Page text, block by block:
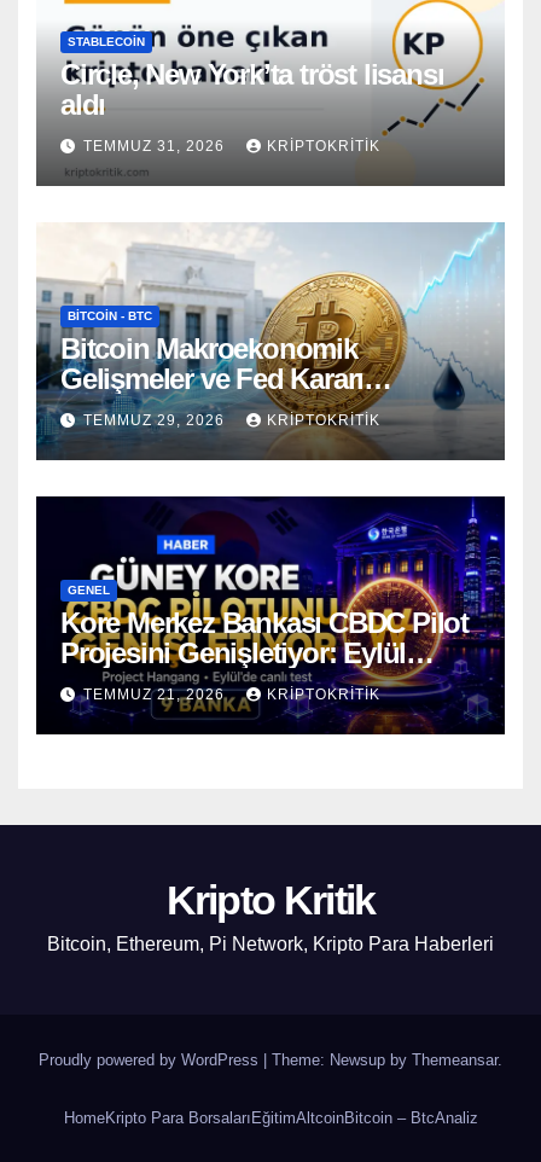
STABLECOIN
Circle, New York’ta tröst lisansı
aldı
TEMMUZ 31, 2026 KRIPTOKRITIK
BITCOIN - BTC
Bitcoin Makroekonomik
Gelişmeler ve Fed Kararı
Öncesinde Dalgalı Seyrediyor
TEMMUZ 29, 2026 KRIPTOKRITIK
GENEL
Kore Merkez Bankası CBDC Pilot
Projesini Genişletiyor: Eylül
Ayında Gerçek Transferler
Başlıyor
TEMMUZ 21, 2026 KRIPTOKRITIK
Kripto Kritik
Bitcoin, Ethereum, Pi Network, Kripto Para Haberleri
Proudly powered by WordPress Theme: Newsup by Themeansar.
HomeKripto Para Borsaları EğitimAltcoinBitcoin – BtcAnaliz